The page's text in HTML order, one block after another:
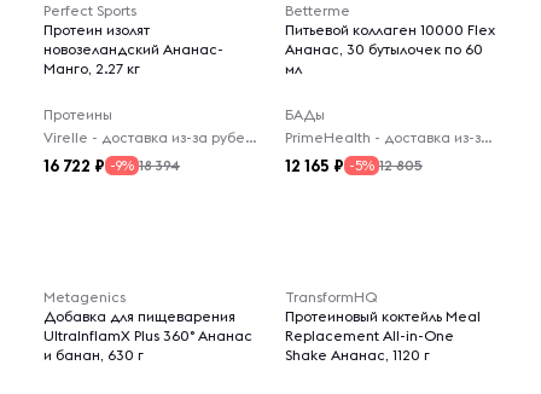
Perfect Sports
Протеин изолят
новозеландский Ананас-
Манго, 2.27 кг
Протеины
Virelle - доставка из-за рубежа
16 722 -9% 18 394
Betterme
Питьевой коллаген 10000 Flex
Ананас, 30 бутылочек по 60
мл
БАДы
PrimeHealth - доставка из-за рубежа
12 165 -5% 12 805
Metagenics
Добавка для пищеварения
UltralnflamX Plus 360° Ананас
и банан, 630 г
TransformHQ
Протеиновый коктейль Meal
Replacement All-in-One
Shake Ананас, 1120 г